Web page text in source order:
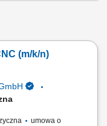
(m/k/n)
umowa o